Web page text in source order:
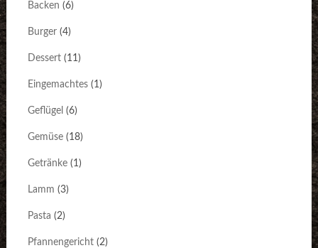
Backen (6)
Burger(4)
Dessert(11)
Eingemachtes(1)
Geflügel (6)
Gemüse(18)
Getränke(1)
Lamm (3)
Pasta (2)
Pfannengericht(2)